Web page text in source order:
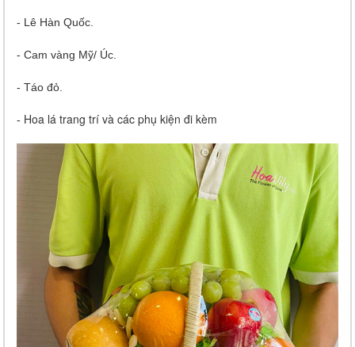
- Lê Hàn Quốc.
- Cam vàng Mỹ/ Úc.
- Táo đỏ.
- Hoa lá trang trí và các phụ kiện đi kèm